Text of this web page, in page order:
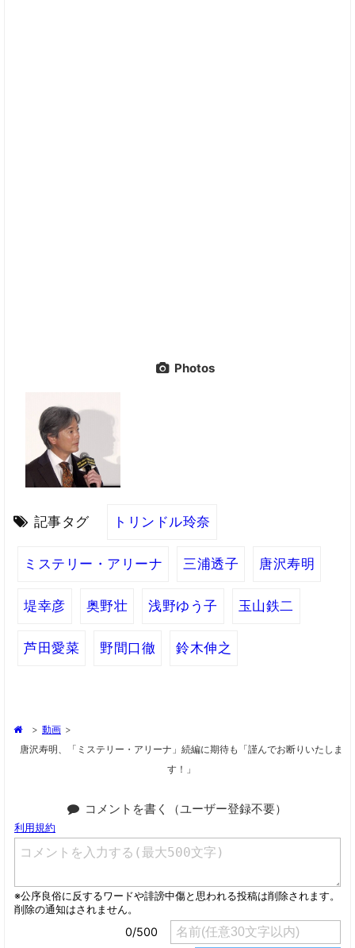
Photos
記事タグ トリンドル玲奈
ミステリー・アリーナ 三浦透子 唐沢寿明
堤幸彦 奥野壮 浅野ゆう子 玉山鉄二
芦田愛菜 野間口徹 鈴木伸之
> 動画 >
唐沢寿明、「ミステリー・アリーナ」続編に期待も「謹んでお断りいたしま
す！」
コメントを書く（ユーザー登録不要）